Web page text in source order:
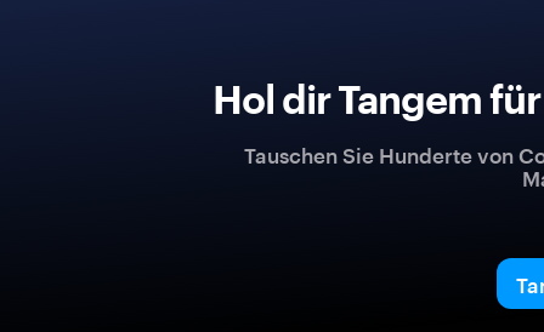
Hol dir Tangem
Tauschen Sie Hunderte von